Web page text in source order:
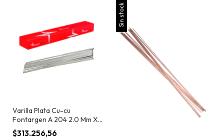
Varilla Plata Cu-cu
Fontargen A 204 2.0 Mm X
KG
$313.256,56
Sin stock